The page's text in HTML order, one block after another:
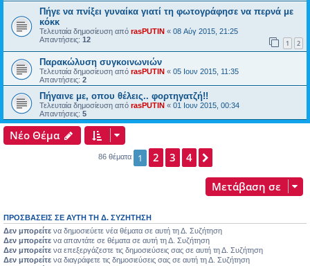
Πήγε να πνίξει γυναίκα γιατί τη φωτογράφησε να περνά με
κόκκ
Τελευταία δημοσίευση από rasPUTIN « 08 Αύγ 2015, 21:25
Απαντήσεις: 12 1 2
Παρακώλυση συγκοινωνιών
Τελευταία δημοσίευση από rasPUTIN « 05 Ιουν 2015, 11:35
Απαντήσεις: 2
Πήγαινε με, οπου θέλεις.. φορτηγατζή!!
Τελευταία δημοσίευση από rasPUTIN « 01 Ιουν 2015, 00:34
Απαντήσεις: 5
Νέο Θέμα
86 θέματα 1 2 3 4
Μετάβαση σε
ΠΡΟΣΒΆΣΕΙΣ ΣΕ ΑΥΤΉ ΤΗ Δ. ΣΥΖΉΤΗΣΗ
Δεν μπορείτε να δημοσιεύετε νέα θέματα σε αυτή τη Δ. Συζήτηση
Δεν μπορείτε να απαντάτε σε θέματα σε αυτή τη Δ. Συζήτηση
Δεν μπορείτε να επεξεργάζεστε τις δημοσιεύσεις σας σε αυτή τη Δ. Συζήτηση
Δεν μπορείτε να διαγράφετε τις δημοσιεύσεις σας σε αυτή τη Δ. Συζήτηση